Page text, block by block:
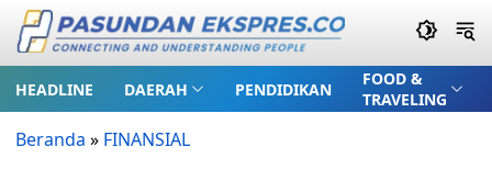
HEADLINE DAERAH PENDIDIKAN
FOOD &
TRAVELING
Beranda » FINANSIAL